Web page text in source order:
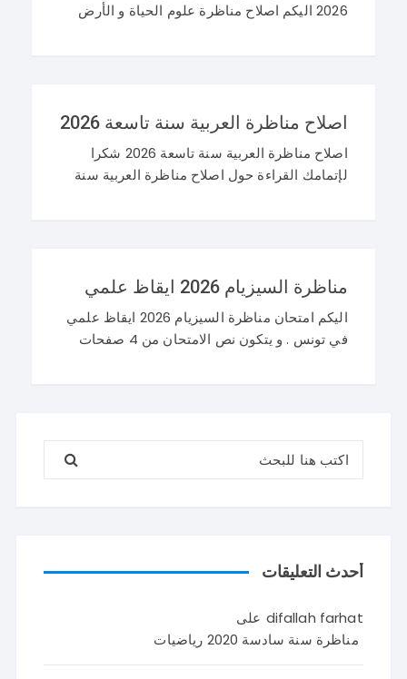
2026 اليكم اصلاح مناظرة علوم الحياة و الأرض
اصلاح مناظرة العربية سنة تاسعة 2026
اصلاح مناظرة العربية سنة تاسعة 2026 شكرا
لإتمامك القراءة حول اصلاح مناظرة العربية سنة
مناظرة السيزيام 2026 ايقاظ علمي
اليكم امتحان مناظرة السيزيام 2026 ايقاظ علمي
في تونس . و يتكون نص الامتحان من 4 صفحات
البحث عن:
أحدث التعليقات
difallah farhat على
مناظرة سنة سادسة 2020 رياضيات